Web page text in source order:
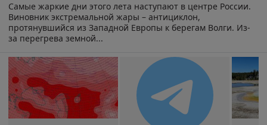
Самые жаркие дни этого лета наступают в центре России.
Виновник экстремальной жары – антициклон,
протянувшийся из Западной Европы к берегам Волги. Из-
за перегрева земной...